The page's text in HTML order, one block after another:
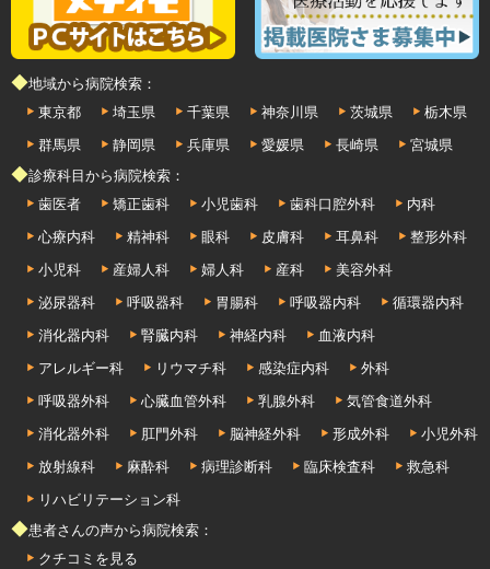
◆地域から病院検索：
東京都
埼玉県 千葉県 神奈川県 茨城県
栃木県
群馬県
静岡県 兵庫県 愛媛県 長崎県
宮城県
◆診療科目から病院検索：
歯医者
矯正歯科 小児歯科 歯科口腔外科
内科
心療内科
精神科 眼科 皮膚科 耳鼻科
整形外科
小児科
産婦人科 婦人科 産科
美容外科
泌尿器科
呼吸器科 胃腸科 呼吸器内科
循環器内科
消化器内科
腎臓内科 神経内科
血液内科
アレルギー科
リウマチ科 感染症内科
外科
呼吸器外科
心臓血管外科 乳腺外科
気管食道外科
消化器外科
肛門外科 脳神経外科 形成外科
小児外科
放射線科
麻酔科 病理診断科 臨床検査科
救急科
リハビリテーション科
◆患者さんの声から病院検索：
クチコミを見る